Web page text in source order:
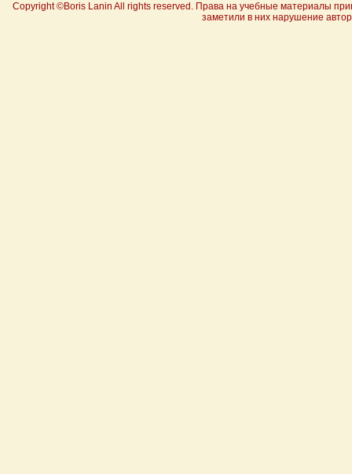
Copyright ©Boris Lanin All rights reserved. Права на учебные материалы
заметили в них нарушение